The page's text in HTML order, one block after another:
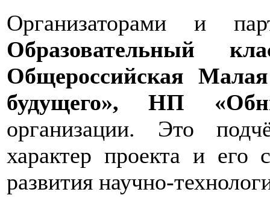
Организаторами и
Образовательный
Общероссийская
будущего», НП
организации. Это
характер проекта и его
развития научно-